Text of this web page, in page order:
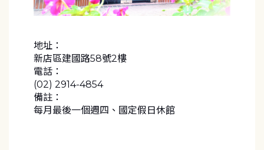
地址：
新店區建國路58號2樓
電話：
(02) 2914-4854
備註：
每月最後一個週四、國定假日休館